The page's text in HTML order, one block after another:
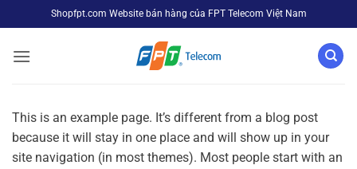
qua
nội
Shopfpt.com Website bán hàng của FPT Telecom Việt Nam
This is an example page. It’s different from a blog post
because it will stay in one place and will show up in your
site navigation (in most themes). Most people start with an